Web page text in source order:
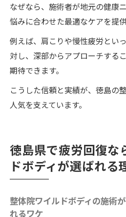
体の効果
整体院ワイルドボディ
仕組みを解説
徳島の整体院ワイルド
で選ばれるポイント
保険適用も気になる徳島
徳島整体の保険適用に
徳島で保険対応の整骨
整体施術の費用のポイ
りも、治る整体院ワイ
なぜなら、施術者が地元の健康
悩みに合わせた最適なケアを提
例えば、肩こりや慢性疲労とい
対し、深部からアプローチする
期待できます。
こうした信頼と実績が、徳島の
人気を支えています。
徳島県で疲労回復な
ドボディが選ばれる
整体院ワイルドボディの施術
れるワケ